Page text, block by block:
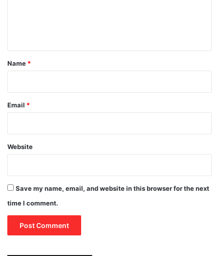
*
Name *
Email *
Website
Save my name, email, and website in this browser for the next
time I comment.